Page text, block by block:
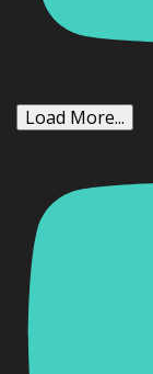
Load More...